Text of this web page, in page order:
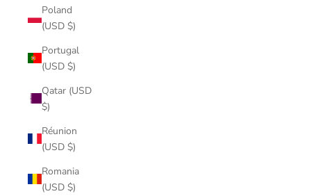
Poland
(USD $)
Portugal
(USD $)
Qatar (USD
$)
Réunion
(USD $)
Romania
(USD $)